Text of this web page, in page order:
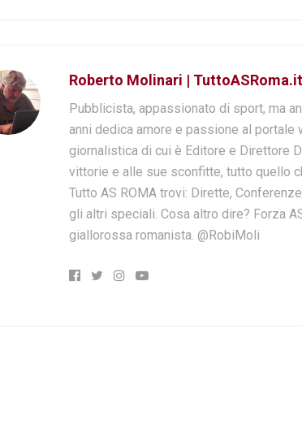
Roberto Molinari | TuttoASRoma.it
Pubblicista, appassionato di sport, ma
anni dedica amore e passione al portale
giornalistica di cui è Editore e Direttore
vittorie e alle sue sconfitte, tutto quello
Tutto AS ROMA trovi: Dirette,
gli altri speciali. Cosa altro dire? Forza
giallorossa romanista. @RobiMoli